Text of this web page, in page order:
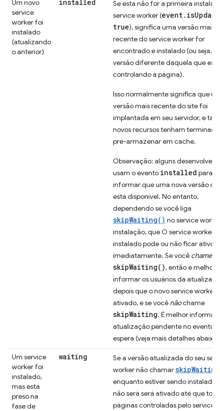
Um novo
service
worker foi
instalado
(atualizando
o anterior)
installed
Se esta não for a primeira
service worker (
true), significa uma versão mais
recente do service worker for
encontrado e instalado (ou seja,
versão diferente daquela que está
controlando a página).
Isso normalmente significa que
versão mais recente do site foi
implantada em seu servidor, e
novos recursos tenham
pré-armazenar em cache.
Observação: alguns
usam o evento installed para
informar que uma nova versão do
está disponível. No entanto,
dependendo se você liga
skipWaiting() no service
instalação, que O service worker
instalado pode ou não ficar ativo
imediatamente. Se você chame
skipWaiting(), então é melhor
informar os usuários da
depois que o novo service worker
ativado, e se você nãochame
skipWaiting. É melhor informar
atualização pendente no evento
espera (veja mais detalhes
Um service
worker foi
instalado,
mas está
preso na
fase de
waiting
Se a versão atualizada do seu
worker não chamar
enquanto estiver sendo instalado,
não será será ativado até que
páginas controladas pelo service